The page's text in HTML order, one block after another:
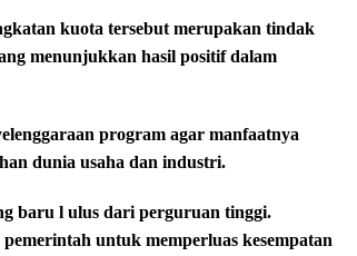
kuota tersebut merupakan tindak
menunjukkan hasil positif dalam
program agar manfaatnya
dunia usaha dan industri.
baru l ulus dari perguruan tinggi.
untuk memperluas kesempatan